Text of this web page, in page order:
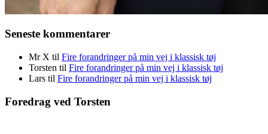
Seneste kommentarer
Mr X til Fire forandringer på min vej i klassisk tøj
Torsten til Fire forandringer på min vej i klassisk tøj
Lars til Fire forandringer på min vej i klassisk tøj
Foredrag ved Torsten